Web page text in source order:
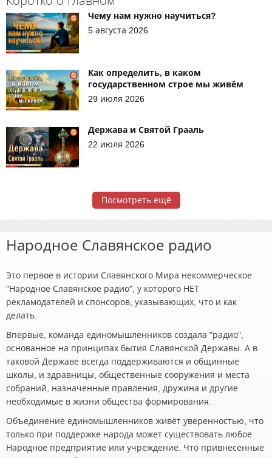
Чему нам нужно научиться?
5 августа 2026
Как определить, в каком
государственном строе мы живём
29 июля 2026
Держава и Святой Грааль
22 июля 2026
Посмотреть ещё
Народное Славянское радио
Это первое в истории Славянского Мира некоммерческое
"Народное Славянское радио", у которого НЕТ
рекламодателей и спонсоров, указывающих, что и как
делать.
Впервые, команда единомышленников создала "радио",
основанное на принципах бытия Славянской Державы. А в
таковой Державе всегда поддерживаются и общинные
школы, и здравницы, общественные сооружения и места
собраний, назначенные правления, дружина и другие
необходимые в жизни общества формирования.
Объединение единомышленников живёт уверенностью, что
только при поддержке народа может существовать любое
Народное предприятие или учреждение. Что привнесённые